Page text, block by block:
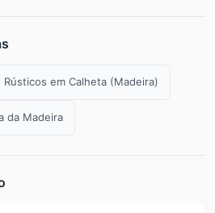
em Calheta (Madeira)
da Madeira